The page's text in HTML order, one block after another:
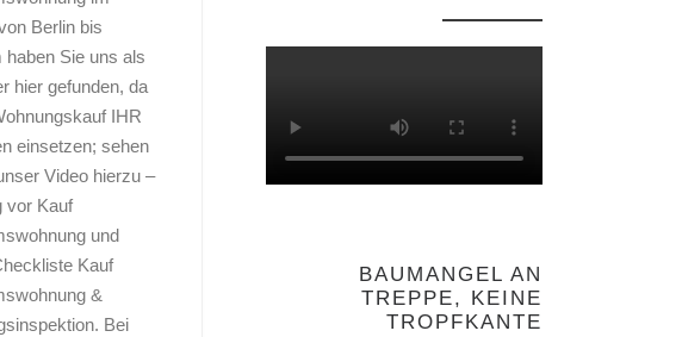
Berlin bis
haben Sie uns als
hier gefunden, da
IHR
einsetzen; sehen
Video hierzu –
vor Kauf
und
Kauf
&
Bei
BAUMANGEL AN
TREPPE, KEINE
TROPFKANTE